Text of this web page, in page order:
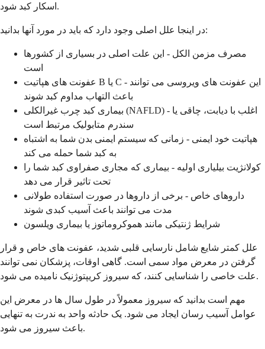
اسکار کبد شود.
در اینجا علل اصلی وجود دارد که باید در مورد آنها بدانید:
مصرف مزمن الکل - این علت اصلی در بسیاری از کشورها
است
عفونت های هپاتیت B یا C - این عفونت های ویروسی می توانند
باعث التهاب مداوم کبد شوند
بیماری کبد چرب غیرالکلی (NAFLD) - اغلب با دیابت، چاقی یا
سندرم متابولیک مرتبط است
هپاتیت خود ایمنی - زمانی که سیستم ایمنی بدن شما به اشتباه
به کبد شما حمله می کند
کولانژیت بیلیاری اولیه - بیماری که مجاری صفراوی کبد شما را
تحت تاثیر قرار می دهد
داروهای خاص - برخی از داروها در صورت استفاده طولانی
مدت می توانند باعث آسیب کبدی شوند
شرایط ژنتیکی مانند هموکروماتوز یا بیماری ویلسون
علل کمتر شایع شامل نارسایی قلبی شدید، عفونت های خاص و قرار
گرفتن در معرض مواد سمی است. گاهی اوقات، پزشکان نمی توانند
علت خاصی را شناسایی کنند، که سیروز کریپتوژنیک نامیده می شود.
مهم است بدانید که سیروز معمولاً در طول سال ها در معرض این
عوامل آسیب رسان ایجاد می شود. یک حادثه واحد به ندرت به تنهایی
باعث سیروز می شود.